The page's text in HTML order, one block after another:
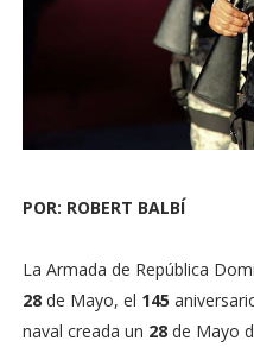
POR: ROBERT BALBÍ
La Armada de República
28de Mayo, el 145
naval creada un 28de Mayo